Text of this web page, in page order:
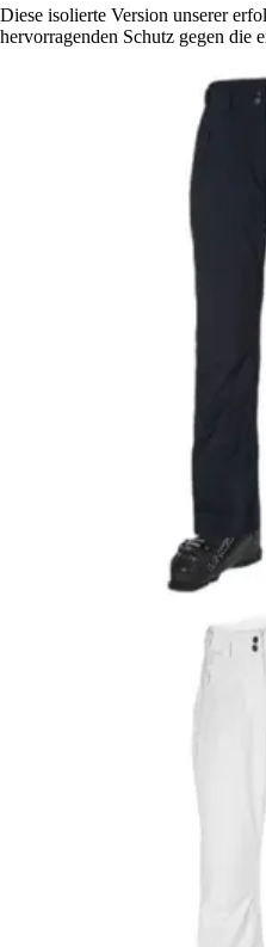
Diese isolierte Version unserer
hervorragenden Schutz gegen die